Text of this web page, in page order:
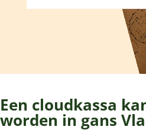
Een cloudkassa
worden in gans